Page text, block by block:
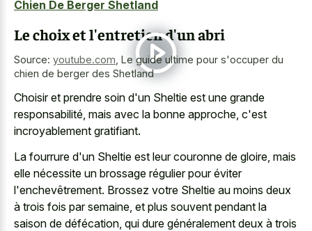
Chien De Berger Shetland
Le choix et l'entretien d'un abri
Source: youtube.com Le guide ultime pour s'occuper du
chien de berger des Shetland
Choisir et prendre soin d'un Sheltie est une grande
responsabilité, mais avec la bonne approche, c'est
incroyablement gratifiant.
La fourrure d'un Sheltie est leur couronne de gloire, mais
elle nécessite un brossage régulier pour éviter
l'enchevêtrement. Brossez votre Sheltie au moins deux
à trois fois par semaine, et plus souvent pendant la
saison de défécation, qui dure généralement deux à trois